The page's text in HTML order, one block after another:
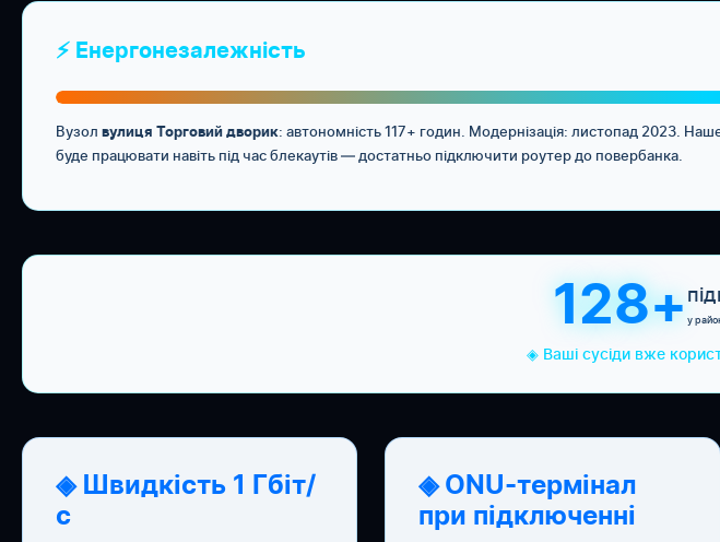
⚡ Енергонезалежність
Вузол вулиця Торговий дворик: автономність 117+ годин. Модернізація: листопад 2023.
буде працювати навіть під час блекаутів — достатньо підключити роутер до повербанка.
128+ у
◈ Ваші сусіди вже
◈ Швидкість 1 Гбіт/
с
◈ ONU-термінал
при підключенні